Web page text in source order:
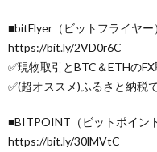
■bitFlyer（ビットフライヤー
https://bit.ly/2VD0r6C
✅現物取引とBTC＆ETHのFX
✅(超オススメ)ふるさと納税
■BITPOINT（ビットポイント
https://bit.ly/30lMVtC